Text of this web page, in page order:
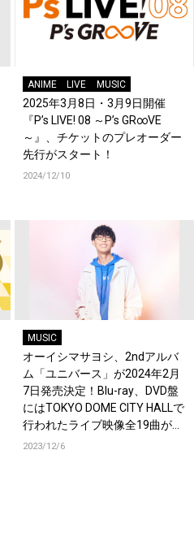
ANIME LIVE MUSIC
2025年3月8日・3月9日開催
『P’s LIVE! 08 ～P’s GR∞VE
～』、チケットのプレオーダー
先行がスタート！
2024/12/10
MUSIC
オーイシマサヨシ、2ndアルバ
ム「ユニバース」が2024年2月
7日発売決定！Blu-ray、DVD盤
にはTOKYO DOME CITY HALLで
行われたライブ映像全19曲が収
録！
2023/12/6